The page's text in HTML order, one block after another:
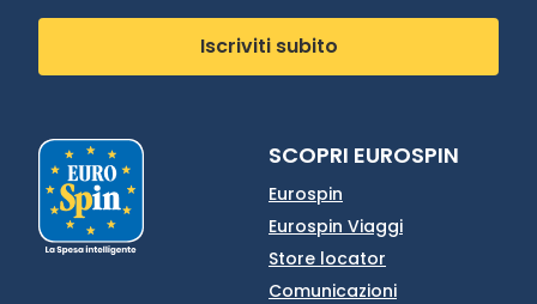
Iscriviti subito
SCOPRI EUROSPIN
Eurospin
Eurospin Viaggi
Store locator
Comunicazioni